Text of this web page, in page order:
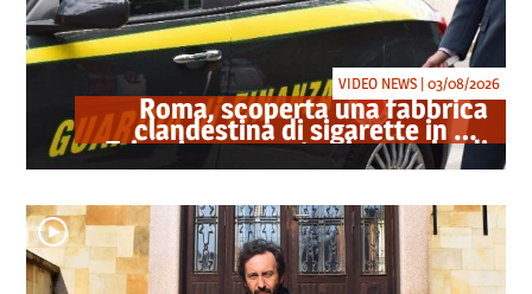
Roma, scoperta una fabbrica
clandestina di sigarette in via
Trigoria: sequestrati 1.350 kg di
tabacco
VIDEO NEWS | 03/08/2026